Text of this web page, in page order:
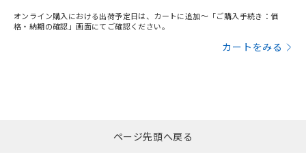
オンライン購入における出荷予定日は、カートに追加～「ご購入手続き：価
格・納期の確認」画面にてご確認ください。
カートをみる
ページ先頭へ戻る